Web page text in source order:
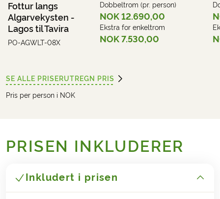
Fottur langs
Algarvekysten -
Lagos til Tavira
PO-AGWLT-08X
Dobbeltrom (pr. person)
NOK 12.690,00
Ekstra for enkeltrom
NOK 7.530,00
SE ALLE PRISERUTREGN PRIS
Pris per person i NOK
PRISEN INKLUDERER
Inkludert i prisen